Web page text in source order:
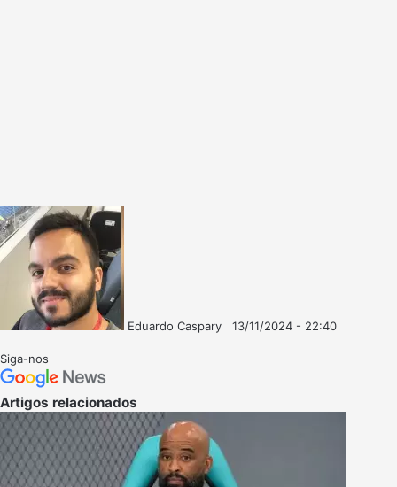
Eduardo Caspary
13/11/2024 - 22:40
Siga-nos
Artigos relacionados